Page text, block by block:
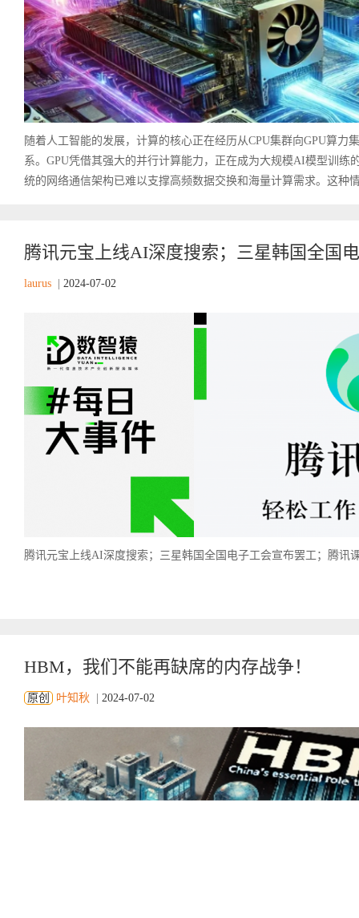
随着人工智能的发展，计算的核心正在经历从CPU集群向GPU算力
系。GPU凭借其强大的并行计算能力，正在成为大规模AI模型训练
统的网络通信架构已难以支撑高频数据交换和海量计算需求。这种
腾讯元宝上线AI深度搜索；三星韩国全国
laurus 2024-07-02
腾讯元宝上线AI深度搜索；三星韩国全国电子工会宣布罢工；腾讯
HBM，我们不能再缺席的内存战争！
原创 叶知秋 2024-07-02